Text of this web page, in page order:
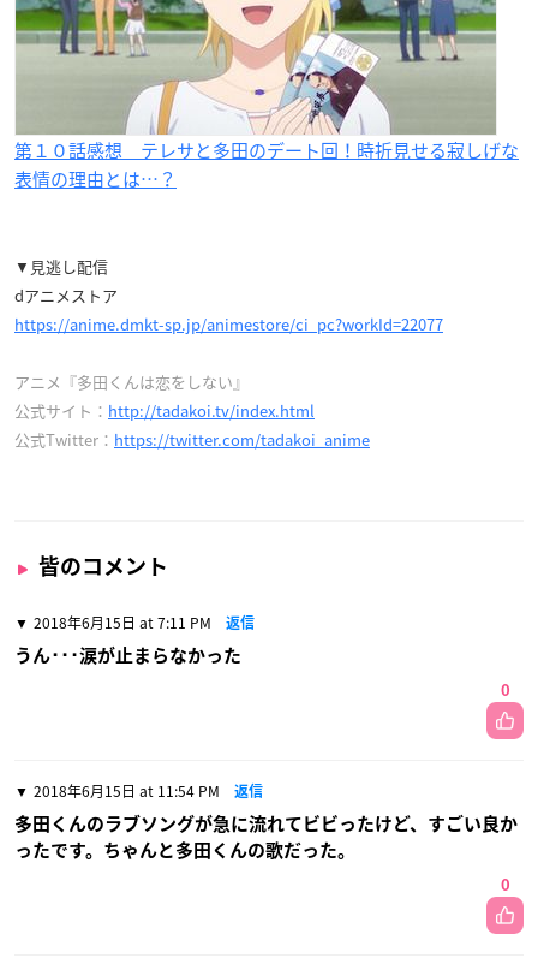
第１０話感想 テレサと多田のデート回！時折見せる寂しげな
表情の理由とは…？
▼見逃し配信
dアニメストア
https://anime.dmkt-sp.jp/animestore/ci_pc?workId=22077
アニメ『多田くんは恋をしない』
公式サイト： http://tadakoi.tv/index.html
公式Twitter： https://twitter.com/tadakoi_anime
皆のコメント
2018年6月15日 at 7:11 PM 返信
うん･･･涙が止まらなかった
0
2018年6月15日 at 11:54 PM 返信
多田くんのラブソングが急に流れてビビったけど、すごい良か
ったです。ちゃんと多田くんの歌だった。
0